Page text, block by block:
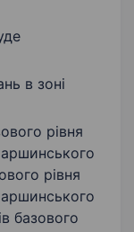
в зоні
рівня
рівня
базового